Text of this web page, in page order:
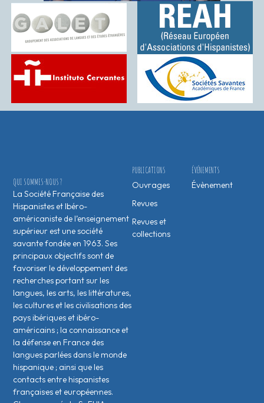
ÉVÉNEMENTS
Évènement
PUBLICATIONS
Ouvrages
Revues
Revues et
collections
QUI SOMMES-NOUS ?
La Société Française des
Hispanistes et Ibéro-
américaniste de l’enseignement
supérieur est une société
savante fondée en 1963. Ses
principaux objectifs sont de
favoriser le développement des
recherches portant sur les
langues, les arts, les littératures,
les cultures et les civilisations des
pays ibériques et ibéro-
américains ; la connaissance et
la défense en France des
langues parlées dans le monde
hispanique ; ainsi que les
contacts entre hispanistes
français·es et européen·nes.